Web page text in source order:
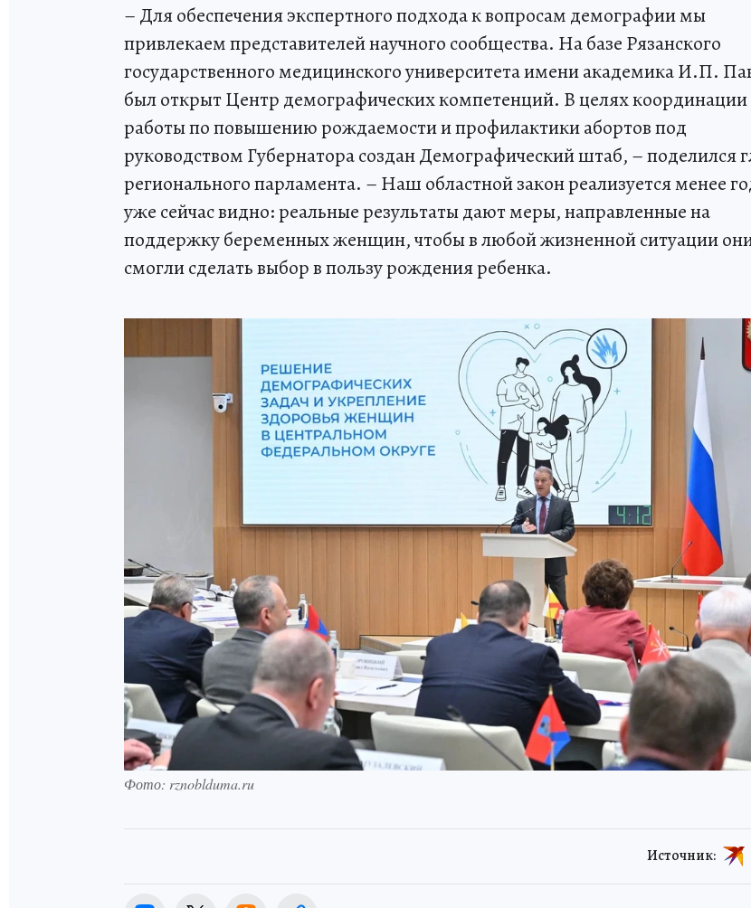
– Для обеспечения экспертного подхода к вопросам демографии мы
привлекаем представителей научного сообщества. На базе Рязанского
государственного медицинского университета имени академика И.П.
был открыт Центр демографических компетенций. В целях координации
работы по повышению рождаемости и профилактики абортов под
руководством Губернатора создан Демографический штаб, – поделился
регионального парламента. – Наш областной закон реализуется менее
уже сейчас видно: реальные результаты дают меры, направленные на
поддержку беременных женщин, чтобы в любой жизненной ситуации
смогли сделать выбор в пользу рождения ребенка.
Фото: rznoblduma.ru
Источник: